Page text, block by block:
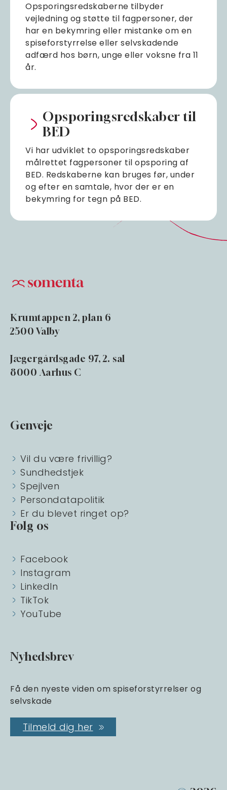
Opsporingsredskaberne tilbyder
vejledning og støtte til fagpersoner, der
har en bekymring eller mistanke om en
spiseforstyrrelse eller selvskadende
adfærd hos børn, unge eller voksne fra 11
år.
Opsporingsredskaber til
BED
Vi har udviklet to opsporingsredskaber
målrettet fagpersoner til opsporing af
BED. Redskaberne kan bruges før, under
og efter en samtale, hvor der er en
bekymring for tegn på BED.
Krumtappen 2, plan 6
2500 Valby
Jægergårdsgade 97, 2. sal
8000 Aarhus C
Genveje
Vil du være frivillig?
Sundhedstjek
Spejlven
Persondatapolitik
Er du blevet ringet op?
Følg os
Facebook
Instagram
LinkedIn
TikTok
YouTube
Nyhedsbrev
Få den nyeste viden om spiseforstyrrelser og
selvskade
Tilmeld dig her